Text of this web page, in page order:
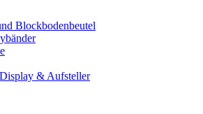
Blockbodenbeutel
& Aufsteller